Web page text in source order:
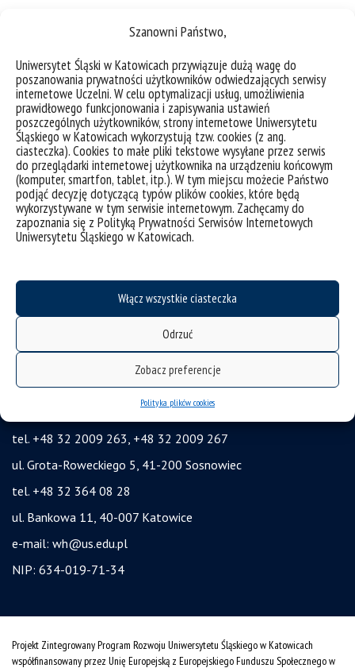
Szanowni Państwo,
Uniwersytet Śląski w Katowicach przywiązuje dużą wagę do
poszanowania prywatności użytkowników odwiedzających serwisy
internetowe Uczelni. W celu optymalizacji usług, umożliwienia
prawidłowego funkcjonowania i zapisywania ustawień
poszczególnych użytkowników, strony internetowe Uniwersytetu
Śląskiego w Katowicach wykorzystują tzw. cookies (z ang.
ciasteczka). Cookies to małe pliki tekstowe wysyłane przez serwis
do przeglądarki internetowej użytkownika na urządzeniu końcowym
(komputer, smartfon, tablet, itp.). W tym miejscu możecie Państwo
podjąć decyzję dotyczącą typów plików cookies, które będą
wykorzystywane w tym serwisie internetowym. Zachęcamy do
zapoznania się z Polityką Prywatności Serwisów Internetowych
Uniwersytetu Śląskiego w Katowicach.
Włącz wszystkie ciasteczka
Odrzuć
Zobacz preferencje
Polityka plików cookies
Programy NAWA
PROGRAM CEEPUS
ochrona danych osobowych i klauzule RODO
Wydział Humanistyczny Uniwersytet Śląski w Katowicach
ul. Uniwersytecka 4, 40-007 Katowice
tel. +48 32 2009 263, +48 32 2009 267
ul. Grota-Roweckiego 5, 41-200 Sosnowiec
tel. +48 32 364 08 28
ul. Bankowa 11, 40-007 Katowice
e-mail: wh@us.edu.pl
NIP: 634-019-71-34
Projekt Zintegrowany Program Rozwoju Uniwersytetu Śląskiego w Katowicach
współfinansowany przez Unię Europejską z Europejskiego Funduszu Społecznego w